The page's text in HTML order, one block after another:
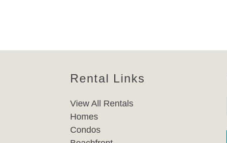
Rental Links
View All Rentals
Homes
Condos